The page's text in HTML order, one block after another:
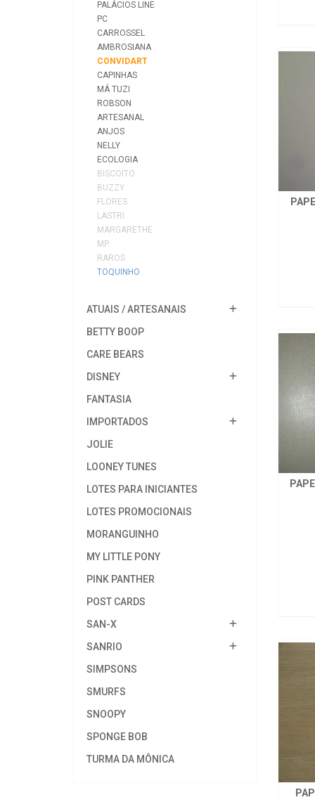
PALÁCIOS LINE
PC
CARROSSEL
AMBROSIANA
CONVIDART
CAPINHAS
MÁ TUZI
ROBSON
ARTESANAL
ANJOS
NELLY
ECOLOGIA
BISCOITO
BUZZY
FLORES
LASTRI
MARGARETHE
MP
RAROS
TOQUINHO
ATUAIS / ARTESANAIS
BETTY BOOP
CARE BEARS
DISNEY
FANTASIA
IMPORTADOS
JOLIE
LOONEY TUNES
LOTES PARA INICIANTES
LOTES PROMOCIONAIS
MORANGUINHO
MY LITTLE PONY
PINK PANTHER
POST CARDS
SAN-X
SANRIO
SIMPSONS
SMURFS
SNOOPY
SPONGE BOB
TURMA DA MÔNICA